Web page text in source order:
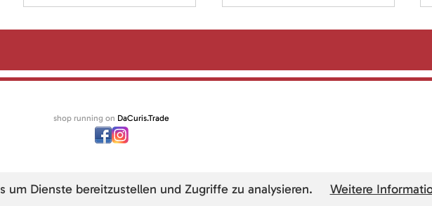
shop running on DaCuris.Trade
um Dienste bereitzustellen und Zugriffe zu analysieren. Weitere